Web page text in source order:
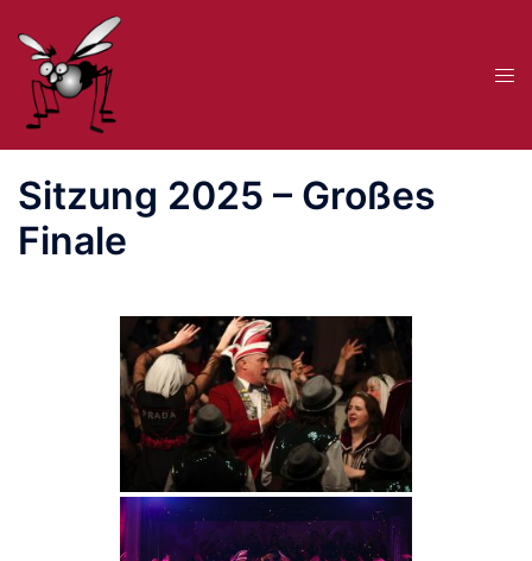
Inhalt
springen
Sitzung 2025 – Großes
Finale